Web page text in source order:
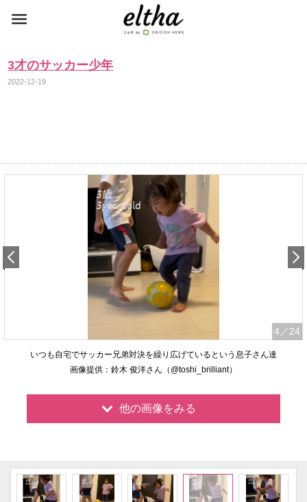
3才のサッカー少年
2022-12-19
4 ／24
いつも自宅でサッカー兄弟対決を繰り広げているという息子さん達
画像提供：鈴木 俊洋さん（@toshi_brilliant）
他の画像をみる